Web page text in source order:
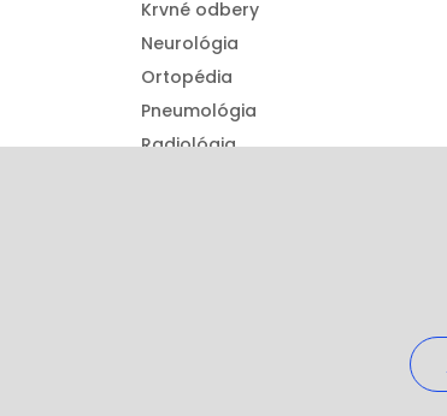
Krvné odbery
Neurológia
Ortopédia
Pneumológia
Radiológia